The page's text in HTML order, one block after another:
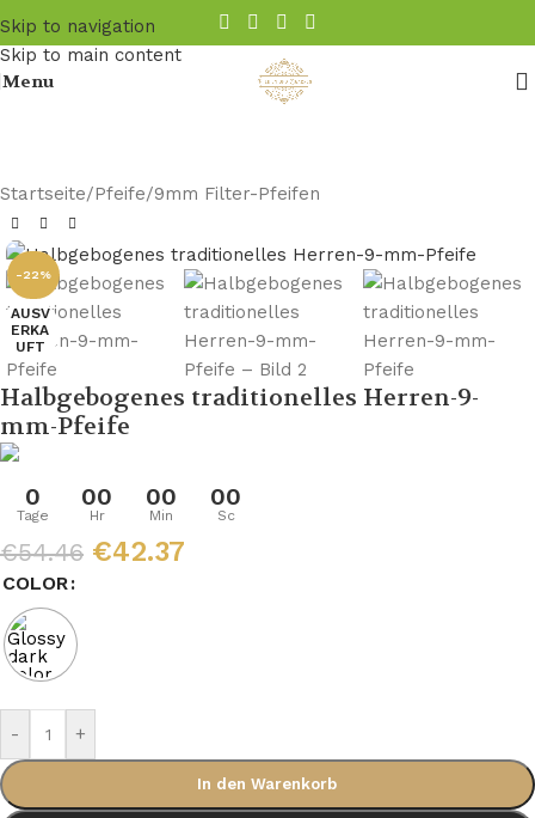
Skip to navigation
Skip to main content
Menu
Startseite/Pfeife/9mm Filter-Pfeifen
-22%
AUSV
ERKA
UFT
Halbgebogenes traditionelles Herren-9-
mm-Pfeife
0
Tage
00
Hr
00
Min
00
Sc
€54.46 €42.37
COLOR
- +
In den Warenkorb